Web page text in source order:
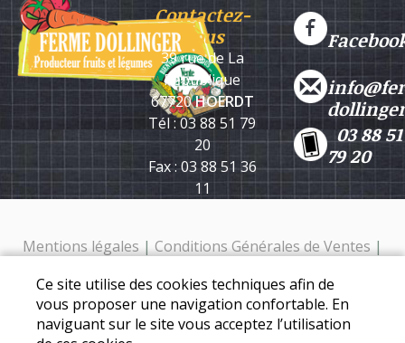
Contactez-
nous
39 rue de La
République
67720HOERDT
Tél : 03 88 51 79
20
Fax : 03 88 51 36
11
03 88 51
79 20
Mentions légales | Conditions Générales de Ventes |
Ferme Dollinger - 39 rue de la république - 67720 Hoerdt -
Tél. : 03 88 51 79 20
Ce site utilise des cookies techniques afin de
vous proposer une navigation confortable. En
naviguant sur le site vous acceptez l’utilisation